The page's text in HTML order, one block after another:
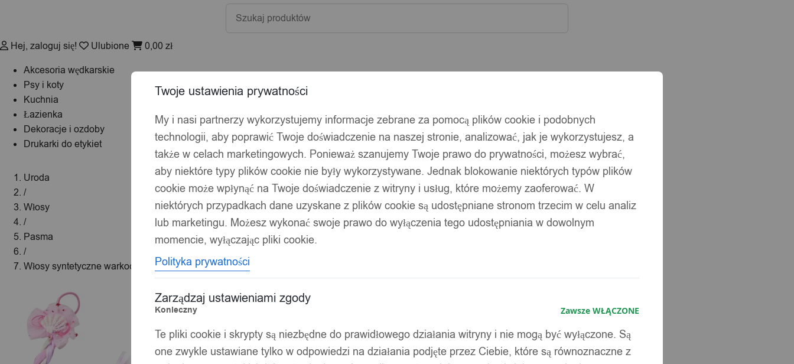
Wyszukiwarka
produktów
Hej, zaloguj się! Ulubione 0,00 zł
Akcesoria wędkarskie
Psy i koty
Kuchnia
Łazienka
Dekoracje i ozdoby
Drukarki do etykiet
Uroda
/
Włosy
/
Pasma
/
Włosy syntetyczne warkoczyki doczepiane kolor a3
Twoje ustawienia prywatności
My i nasi partnerzy wykorzystujemy informacje zebrane za pomocą plików cookie i podobnych
technologii, aby poprawić Twoje doświadczenie na naszej stronie, analizować, jak je wykorzystujesz, a
także w celach marketingowych. Ponieważ szanujemy Twoje prawo do prywatności, możesz wybrać,
aby niektóre typy plików cookie nie były wykorzystywane. Jednak blokowanie niektórych typów plików
cookie może wpłynąć na Twoje doświadczenie z witryny i usług, które możemy zaoferować. W
niektórych przypadkach dane uzyskane z plików cookie są udostępniane stronom trzecim w celu analiz
lub marketingu. Możesz wykonać swoje prawo do wyłączenia tego udostępniania w dowolnym
momencie, wyłączając pliki cookie.
Polityka prywatności
Zarządzaj ustawieniami zgody
Konieczny Zawsze WŁĄCZONE
Te pliki cookie i skrypty są niezbędne do prawidłowego działania witryny i nie mogą być wyłączone. Są
one zwykle ustawiane tylko w odpowiedzi na działania podjęte przez Ciebie, które są równoznaczne z